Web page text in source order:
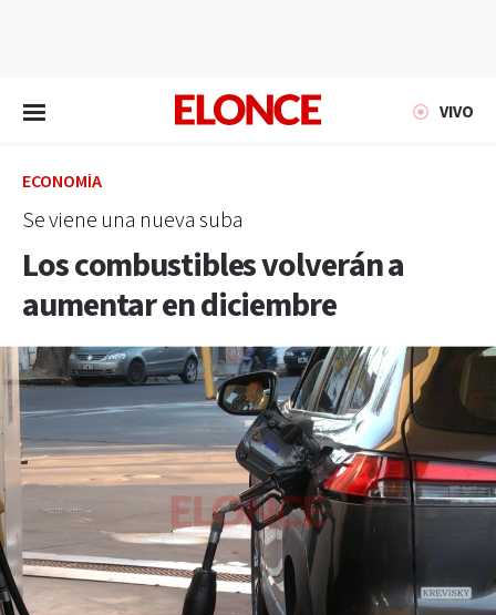
VIVO
ECONOMÍA
Se viene una nueva suba
Los combustibles volverán a
aumentar en diciembre